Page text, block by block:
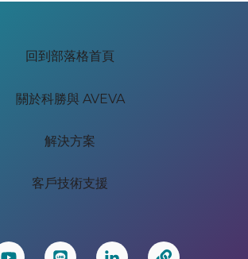
回到部落格首頁
關於科勝與 AVEVA
解決方案
客戶技術支援